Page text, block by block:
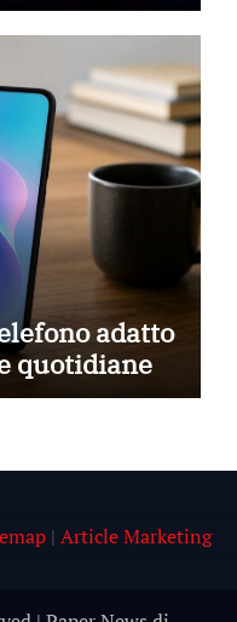
adatto
quotidiane
| Article Marketing